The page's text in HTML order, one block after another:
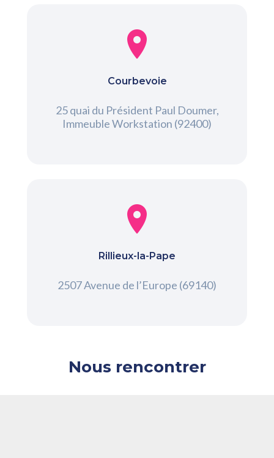
Courbevoie
25 quai du Président Paul Doumer,
Immeuble Workstation (92400)
Rillieux-la-Pape
2507 Avenue de l’Europe (69140)
Nous rencontrer